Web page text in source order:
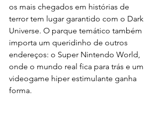
os mais chegados em histórias de
terror tem lugar garantido com o Dark
Universe. O parque temático também
importa um queridinho de outros
endereços: o Super Nintendo World,
onde o mundo real fica para trás e um
videogame hiper estimulante ganha
forma.